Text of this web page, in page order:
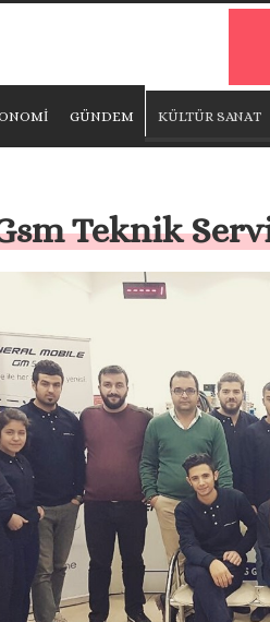
GÜNDEM KÜLTÜR SANAT
Teknik